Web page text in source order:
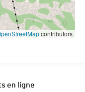
contributors
en ligne